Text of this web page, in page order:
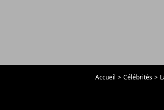
Accueil Célébrités